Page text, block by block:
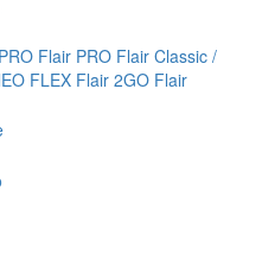
Flair PRO Flair Classic /
FLEX Flair 2GO Flair